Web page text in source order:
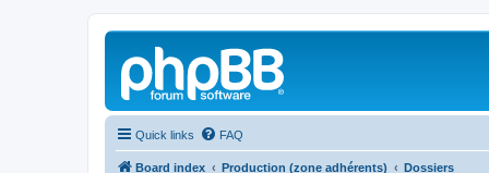
Quick links FAQ
Board index Production (zone adhérents) Dossiers